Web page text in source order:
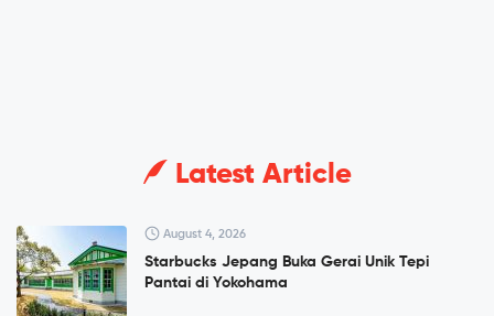
Latest Article
August 4, 2026
Starbucks Jepang Buka Gerai Unik Tepi
Pantai di Yokohama